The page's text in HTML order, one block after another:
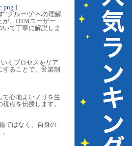
]
“グルーヴ”への理解
が、DTMユーザー
て丁寧に解説しま
くプロセスをリア
ることで、音楽制
て心地よいノリを生
点を伝授します。
ではなく、自身の